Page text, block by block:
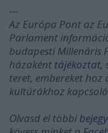
---
Az Európa Pont az
Parlament
budapesti Millenáris
házaként tájékoztat,
teret, embereket hoz
kultúrákhoz
Olvasd el többi